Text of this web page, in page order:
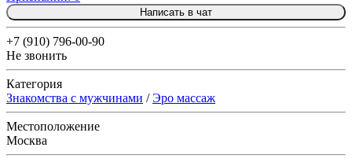
Написать в чат
+7 (910) 796-00-90
Не звонить
Категория
Знакомства с мужчинами /Эро массаж
Местоположение
Москва